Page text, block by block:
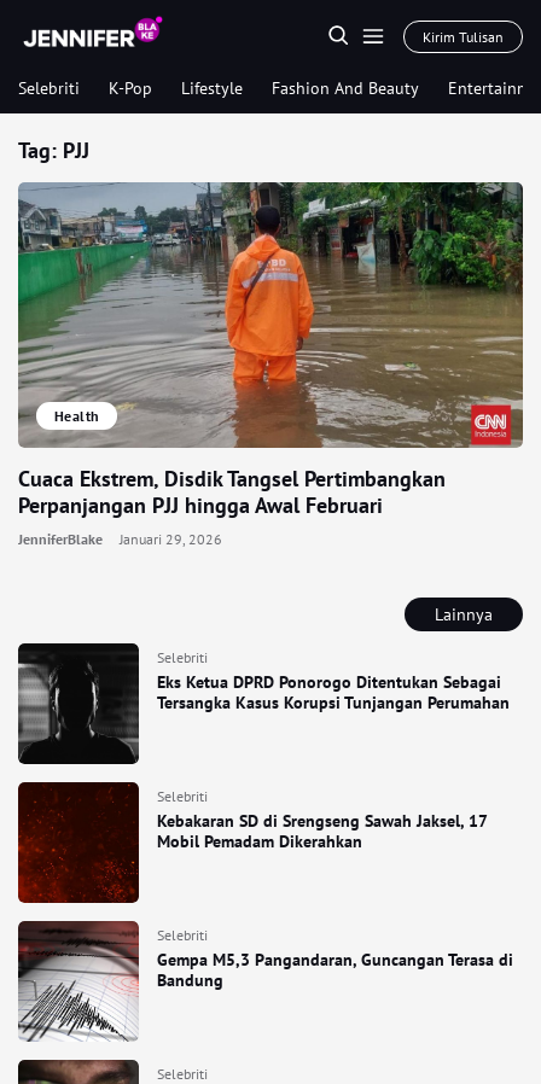
Kirim Tulisan
Selebriti K-Pop Lifestyle Fashion And Beauty
Lainnya
Selebriti
Eks Ketua DPRD Ponorogo Ditentukan Sebagai
Tersangka Kasus Korupsi Tunjangan Perumahan
Selebriti
Kebakaran SD di Srengseng Sawah Jaksel, 17
Mobil Pemadam Dikerahkan
Selebriti
Gempa M5,3 Pangandaran, Guncangan Terasa di
Bandung
Selebriti
Tag: PJJ
Health
Cuaca Ekstrem, Disdik Tangsel Pertimbangkan
Perpanjangan PJJ hingga Awal Februari
JenniferBlake Januari 29, 2026